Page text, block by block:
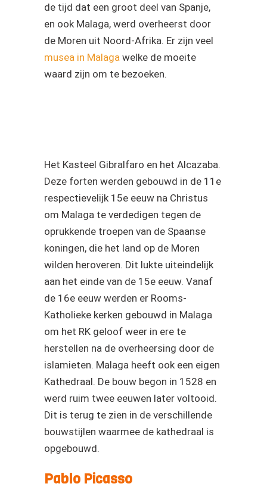
de tijd dat een groot deel van Spanje,
en ook Malaga, werd overheerst door
de Moren uit Noord-Afrika. Er zijn veel
musea in Malaga welke de moeite
waard zijn om te bezoeken.
Het Kasteel Gibralfaro en het Alcazaba.
Deze forten werden gebouwd in de 11e
respectievelijk 15e eeuw na Christus
om Malaga te verdedigen tegen de
oprukkende troepen van de Spaanse
koningen, die het land op de Moren
wilden heroveren. Dit lukte uiteindelijk
aan het einde van de 15e eeuw. Vanaf
de 16e eeuw werden er Rooms-
Katholieke kerken gebouwd in Malaga
om het RK geloof weer in ere te
herstellen na de overheersing door de
islamieten. Malaga heeft ook een eigen
Kathedraal. De bouw begon in 1528 en
werd ruim twee eeuwen later voltooid.
Dit is terug te zien in de verschillende
bouwstijlen waarmee de kathedraal is
opgebouwd.
Pablo Picasso